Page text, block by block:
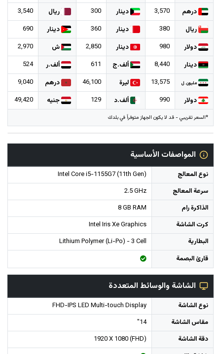
درهم
3,570 دينار 300 ريال
3,540
ريال
380 دينار 360 دينار
690
دولار
980 دينار 2,850 ش
2,970
دينار
8,440 ألف.ج 611 ألف.ر 524
مليون.ل 13,575 ليرة 46,100 درهم
9,040
دولار
990 ألف.د 129 جنيه 49,420
*السعر تقريبي - قد لا يكون الجهاز متوفراً في بلدك
المواصفات الأساسية
نوع المعالج
Intel Core i5-1155G7 (11th Gen)
سرعة المعالج
2.5 GHz
الذاكرة رام
8 GB RAM
كرت الشاشة
Intel Iris Xe Graphics
البطارية
Lithium Polymer (Li-Po) - 3 Cell
قارئ البصمة
الشاشة والوسائط المتعددة
نوع الشاشة
FHD-IPS LED Multi-touch Display
مقاس الشاشة
14"
دقة الشاشة
1920 X 1080 (FHD)